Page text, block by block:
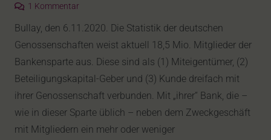
1 Kommentar
Bullay, den 6.11.2020. Die Statistik der deutschen
Genossenschaften weist aktuell 18,5 Mio. Mitglieder der
Bankensparte aus. Diese sind als (1) Miteigentümer, (2)
Beteiligungskapital-Geber und (3) Kunde dreifach mit
ihrer Genossenschaft verbunden. Mit „ihrer“ Bank, die –
wie in dieser Sparte üblich – neben dem Zweckgeschäft
mit Mitgliedern ein mehr oder weniger